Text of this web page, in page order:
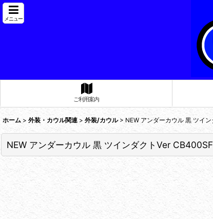
メニュー
ご利用案内
ホーム > 外装・カウル関連 > 外装/カウル > NEW アンダーカウル 黒 ツイ
NEW アンダーカウル 黒 ツインダクトVer